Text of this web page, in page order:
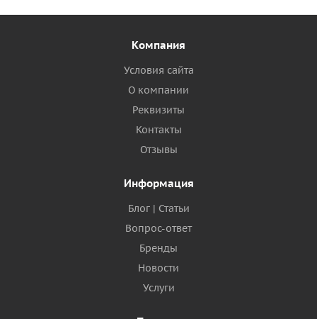
Компания
Условия сайта
О компании
Реквизиты
Контакты
Отзывы
Информация
Блог | Статьи
Вопрос-ответ
Бренды
Новости
Услуги